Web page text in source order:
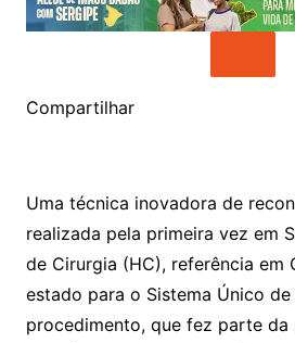
Compartilhar
Uma técnica inovadora de
realizada pela primeira vez em
de Cirurgia (HC), referência em
estado para o Sistema Único de
procedimento, que fez parte da